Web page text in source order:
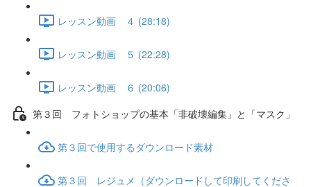
レッスン動画 ４ (28:18)
レッスン動画 ５ (22:28)
レッスン動画 ６ (20:06)
第３回 フォトショップの基本「非破壊編集」と「マスク」
第３回で使用するダウンロード素材
第３回 レジュメ（ダウンロードして印刷してくださ